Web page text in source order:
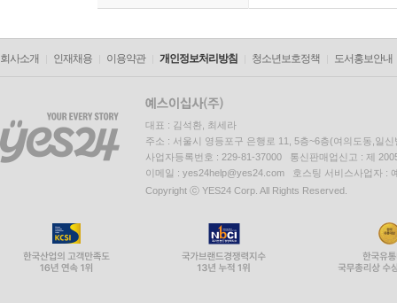
회사소개 인재채용 이용약관 개인정보처리방침 청소년보호정책 도서홍보안내
대표 : 김석환, 최세라
주소 : 서울시 영등포구 은행로 11, 5층~6층(여의도동,일신
사업자등록번호 : 229-81-37000 통신판매업신고 : 제
이메일 : yes24help@yes24.com 호스팅 서비스사업자 :
Copyright ⓒ YES24 Corp. All Rights Reserved.